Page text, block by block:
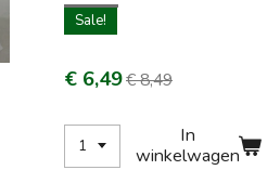
Sale!
€ 6,49€ 8,49
In
winkelwagen